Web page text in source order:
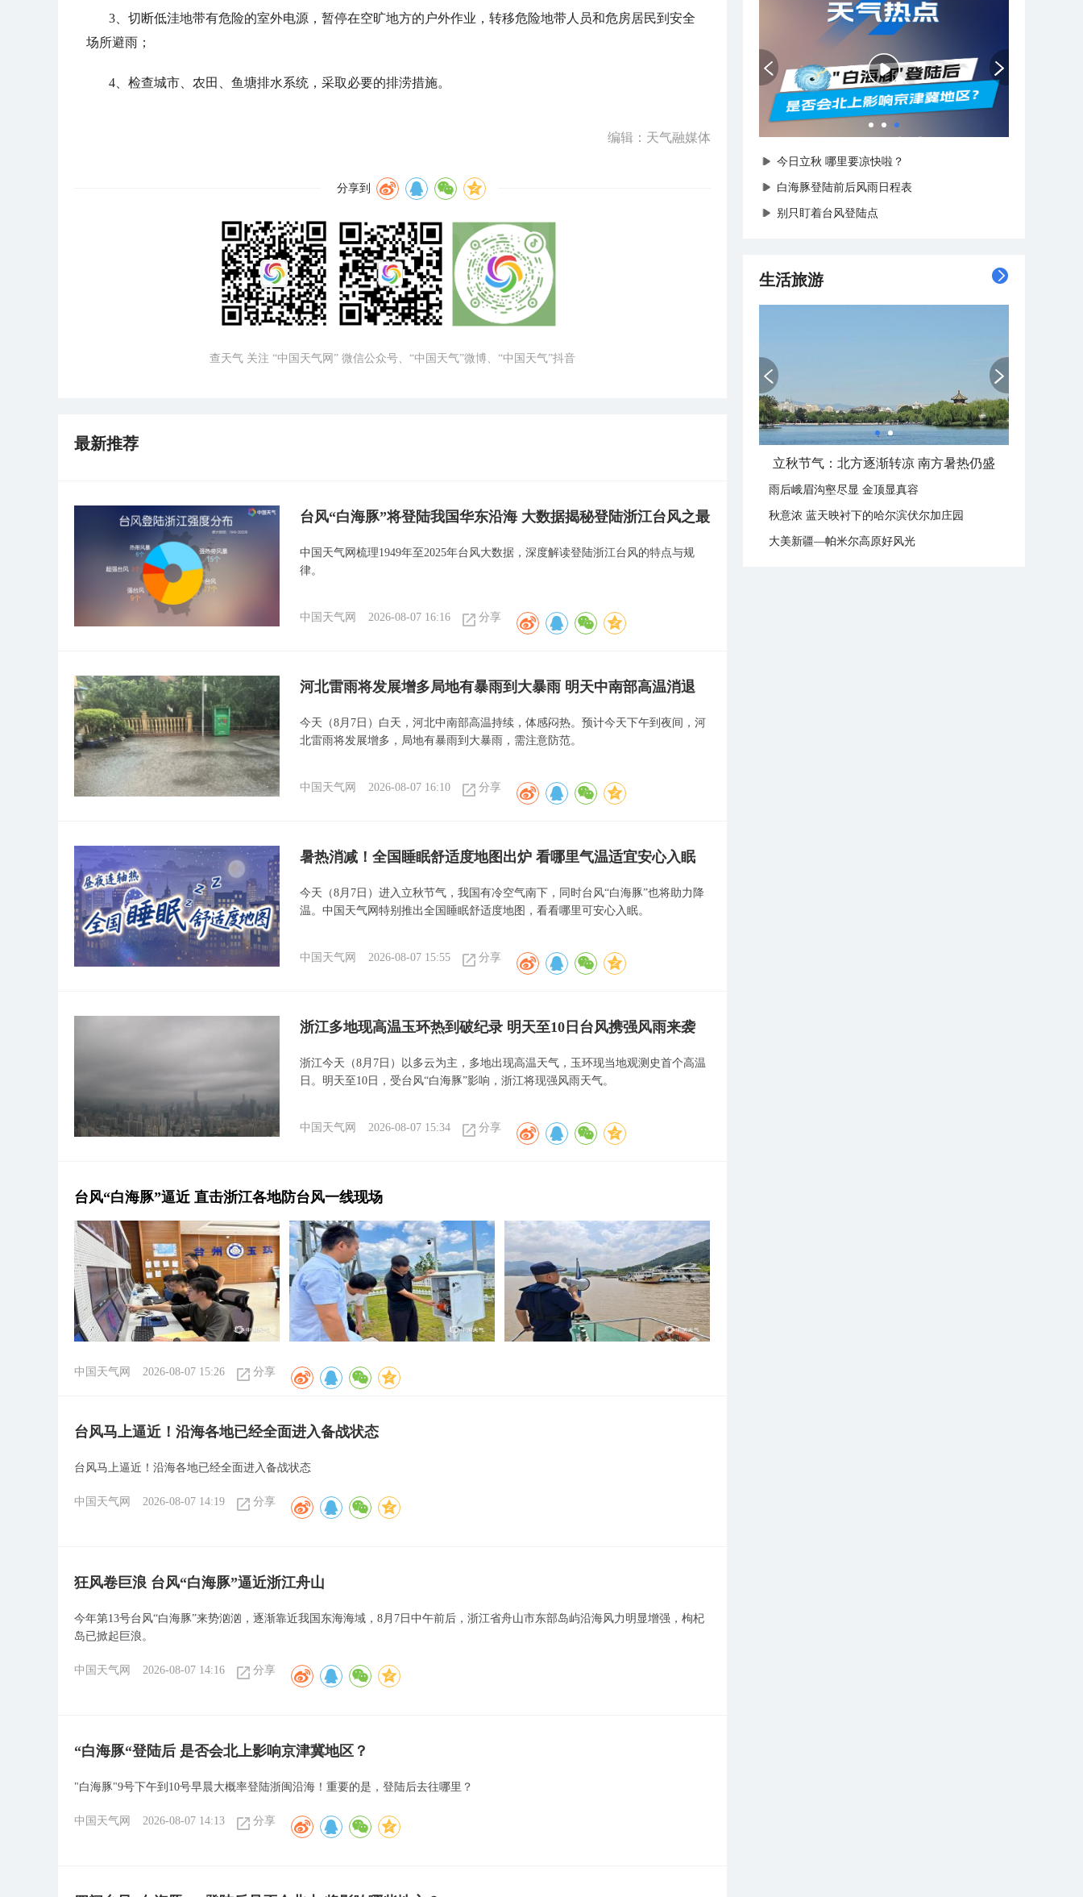
3、切断低洼地带有危险的室外电源，暂停在空旷地方的户外作业，转移危险地带人员和危房居民到安全
场所避雨；
4、检查城市、农田、鱼塘排水系统，采取必要的排涝措施。
编辑：天气融媒体
分享到
查天气 关注 “中国天气网” 微信公众号、“中国天气”微博、“中国天气”抖音
最新推荐
台风“白海豚”将登陆我国华东沿海 大数据揭秘登陆浙江台风之最
中国天气网梳理1949年至2025年台风大数据，深度解读登陆浙江台风的特点与规
律。
中国天气网 2026-08-07 16:16 分享
河北雷雨将发展增多局地有暴雨到大暴雨 明天中南部高温消退
今天（8月7日）白天，河北中南部高温持续，体感闷热。预计今天下午到夜间，河
北雷雨将发展增多，局地有暴雨到大暴雨，需注意防范。
中国天气网 2026-08-07 16:10 分享
暑热消减！全国睡眠舒适度地图出炉 看哪里气温适宜安心入眠
今天（8月7日）进入立秋节气，我国有冷空气南下，同时台风“白海豚”也将助力降
温。中国天气网特别推出全国睡眠舒适度地图，看看哪里可安心入眠。
中国天气网 2026-08-07 15:55 分享
浙江多地现高温玉环热到破纪录 明天至10日台风携强风雨来袭
浙江今天（8月7日）以多云为主，多地出现高温天气，玉环现当地观测史首个高温
日。明天至10日，受台风“白海豚”影响，浙江将现强风雨天气。
中国天气网 2026-08-07 15:34 分享
台风“白海豚”逼近 直击浙江各地防台风一线现场
中国天气网 2026-08-07 15:26 分享
台风马上逼近！沿海各地已经全面进入备战状态
台风马上逼近！沿海各地已经全面进入备战状态
中国天气网 2026-08-07 14:19 分享
狂风卷巨浪 台风“白海豚”逼近浙江舟山
今年第13号台风“白海豚”来势汹汹，逐渐靠近我国东海海域，8月7日中午前后，浙江省舟山市东部岛屿沿海风力明显增强，枸杞
岛已掀起巨浪。
中国天气网 2026-08-07 14:16 分享
“白海豚“登陆后 是否会北上影响京津冀地区？
"白海豚"9号下午到10号早晨大概率登陆浙闽沿海！重要的是，登陆后去往哪里？
中国天气网 2026-08-07 14:13 分享
今日立秋 哪里要凉快啦？
白海豚登陆前后风雨日程表
别只盯着台风登陆点
生活旅游
立秋节气：北方逐渐转凉 南方暑热仍盛
雨后峨眉沟壑尽显 金顶显真容
秋意浓 蓝天映衬下的哈尔滨伏尔加庄园
大美新疆—帕米尔高原好风光